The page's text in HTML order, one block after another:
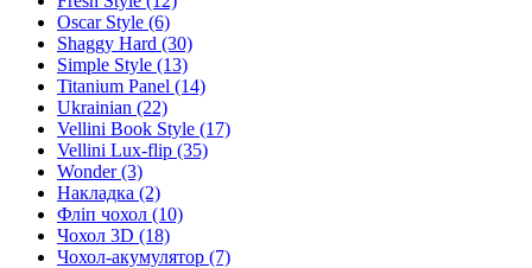
Oscar Style (6)
Shaggy Hard (30)
Simple Style (13)
Titanium Panel (14)
Ukrainian (22)
Vellini Book Style (17)
Vellini Lux-flip (35)
Wonder (3)
Накладка (2)
Фліп чохол (10)
Чохол 3D (18)
Чохол-акумулятор (7)